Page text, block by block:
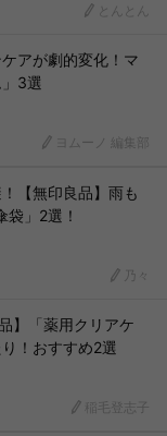
とんとん
アが劇的変化！マ
3選
ヨムーノ 編集部
【無印良品】雨も
袋」2選！
乃々
】「薬用クリアケ
！おすすめ2選
稲毛登志子